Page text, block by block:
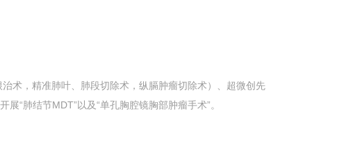
术，精准肺叶、肺段切除术，纵膈肿瘤切除术）、超微创先
“肺结节MDT”以及“单孔胸腔镜胸部肿瘤手术”。